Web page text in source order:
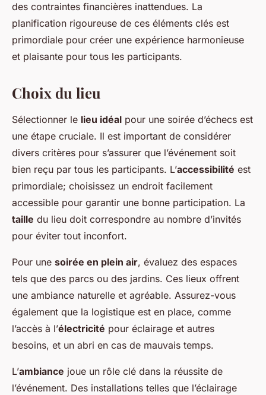
des contraintes financières inattendues. La
planification rigoureuse de ces éléments clés est
primordiale pour créer une expérience harmonieuse
et plaisante pour tous les participants.
Choix du lieu
Sélectionner le lieu idéal pour une soirée d’échecs est
une étape cruciale. Il est important de considérer
divers critères pour s’assurer que l’événement soit
bien reçu par tous les participants. L’accessibilité est
primordiale; choisissez un endroit facilement
accessible pour garantir une bonne participation. La
taille du lieu doit correspondre au nombre d’invités
pour éviter tout inconfort.
Pour une soirée en plein air, évaluez des espaces
tels que des parcs ou des jardins. Ces lieux offrent
une ambiance naturelle et agréable. Assurez-vous
également que la logistique est en place, comme
l’accès à l’électricité pour éclairage et autres
besoins, et un abri en cas de mauvais temps.
L’ambiance joue un rôle clé dans la réussite de
l’événement. Des installations telles que l’éclairage